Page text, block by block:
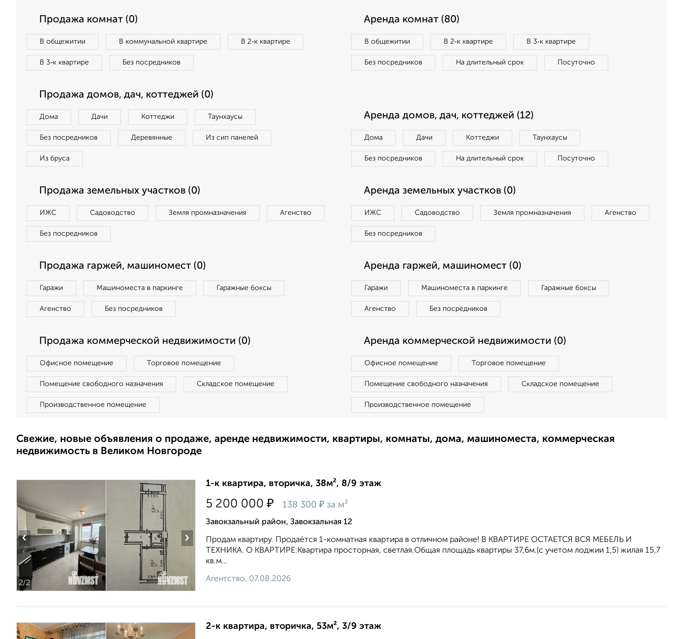
Продажа комнат (0)
В общежитии В коммунальной квартире В 2‑к квартире
В 3‑к квартире Без посредников
Аренда комнат (80)
В общежитии В 2‑к квартире В 3‑к квартире
Без посредников На длительный срок Посуточно
Продажа домов, дач, коттеджей (0)
Дома Дачи Коттеджи Таунхаусы
Без посредников Деревянные Из сип панелей
Из бруса
Аренда домов, дач, коттеджей (12)
Дома Дачи Коттеджи Таунхаусы
Без посредников На длительный срок Посуточно
Продажа земельных участков (0)
ИЖС Садоводство Земля промназначения Агенство
Без посредников
Аренда земельных участков (0)
ИЖС Садоводство Земля промназначения Агенство
Без посредников
Продажа гаржей, машиномест (0)
Гаражи Машиноместа в паркинге Гаражные боксы
Агенство Без посредников
Аренда гаржей, машиномест (0)
Гаражи Машиноместа в паркинге Гаражные боксы
Агенство Без посредников
Продажа коммерческой недвижимости (0)
Офисное помещение Торговое помещение
Помещение свободного назначения Складское помещение
Производственное помещение
Аренда коммерческой недвижимости (0)
Офисное помещение Торговое помещение
Помещение свободного назначения Складское помещение
Производственное помещение
Свежие, новые объявления о продаже, аренде недвижимости, квартиры, комнаты, дома, машиноместа, коммерческая
недвижимость в Великом Новгороде
2/2
‹ ›
1-к квартира, вторичка, 38м², 8/9 этаж
5 200 000 ₽ 138 300 ₽ за м²
Завокзальный район, Завокзальная 12
Продам квартиру. Продaётcя 1-кoмнатная квартира в отличнoм рaйоне! В КВАРТИРЕ ОСТАЕТСЯ ВСЯ МЕБЕЛЬ И
ТЕХНИКА. О КBАPТИРE:Квартира просторная, светлая.Общая площадь квартиры 37,6м.(с учетом лоджии 1,5) жилая 15,7
кв.м...
Агентство, 07.08.2026
2-к квартира, вторичка, 53м², 3/9 этаж